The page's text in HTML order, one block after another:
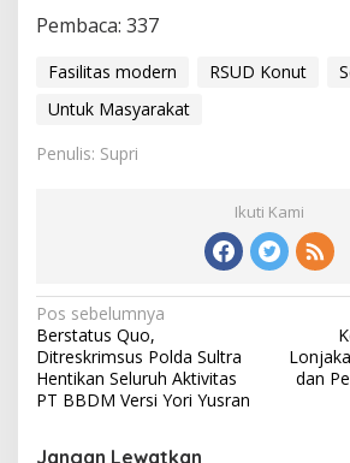
Pembaca: 337
Fasilitas modern RSUD Konut
Untuk Masyarakat
Penulis: Supri
Ikuti Kami
Navigasi
pos
Pos sebelumnya
Berstatus Quo,
Ditreskrimsus Polda Sultra
Hentikan Seluruh Aktivitas
PT BBDM Versi Yori Yusran
dan
Jangan Lewatkan